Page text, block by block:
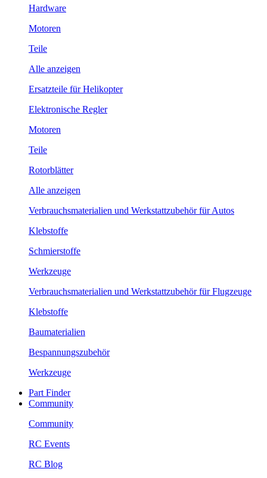
Hardware
Motoren
Teile
Alle anzeigen
Ersatzteile für Helikopter
Elektronische Regler
Motoren
Teile
Rotorblätter
Alle anzeigen
Verbrauchsmaterialien und Werkstattzubehör für Autos
Klebstoffe
Schmierstoffe
Werkzeuge
Verbrauchsmaterialien und Werkstattzubehör für Flugzeuge
Klebstoffe
Baumaterialien
Bespannungszubehör
Werkzeuge
Part Finder
Community
Community
RC Events
RC Blog